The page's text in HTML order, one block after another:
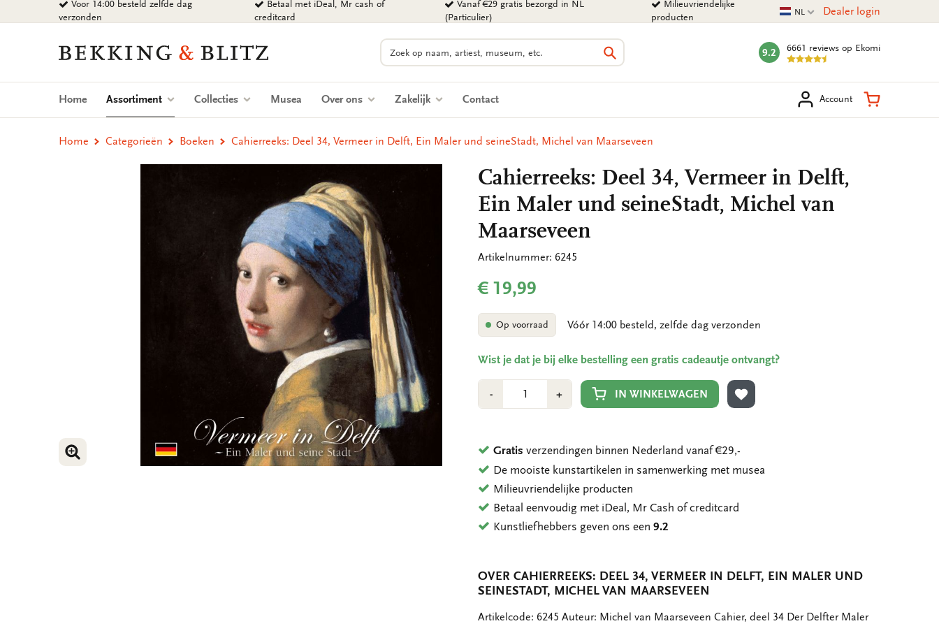
naar
Voor 14:00 besteld zelfde dag
verzonden
Betaal met iDeal, Mr cash of
creditcard
Vanaf €29 gratis bezorgd in NL
(Particulier)
Milieuvriendelijke
producten
Huidige taal
NL Dealer login
Bekking
Blitz
Uitgevers
Zoeken
Zoeken
mark:
9.2 6661 reviews op Ekomi
Home Assortiment (current)Collecties Musea Over ons Zakelijk Contact Account Winkelmand
Home Categorieën Boeken Cahierreeks: Deel 34, Vermeer in Delft, Ein Maler und seineStadt, Michel van Maarseveen
VERGROOT AFBEELDING
Cahierreeks: Deel 34, Vermeer in Delft,
Ein Maler und seineStadt, Michel van
Maarseveen
Artikelnummer: 6245
€ 19,99
Op voorraad Vóór 14:00 besteld, zelfde dag verzonden
Wist je dat je bij elke bestelling een gratis cadeautje ontvangt?
-Min
1
+Plus
1
IN WINKELWAGEN
TOEVOEGEN AAN VERLANGLIJST
Gratis verzendingen binnen Nederland vanaf €29,-
De mooiste kunstartikelen in samenwerking met musea
Milieuvriendelijke producten
Betaal eenvoudig met iDeal, Mr Cash of creditcard
Kunstliefhebbers geven ons een9.2
OVER CAHIERREEKS: DEEL 34, VERMEER IN DELFT, EIN MALER UND
SEINESTADT, MICHEL VAN MAARSEVEEN
OMSCHRIJVING
Artikelcode: 6245 Auteur: Michel van Maarseveen Cahier, deel 34 Der Delfter Maler